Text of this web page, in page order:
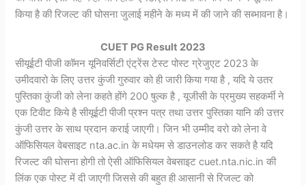
किया है की रिजल्ट की घोसना जुलाई महीने के मध्य में की जाने की सब्भावना है।
CUET PG Result 2023
सीयूईटी पीजी कॉमन यूनिवर्सिटी एंट्रेंस टेस्ट पोस्ट ग्रेजुएट 2023 के
उमीदवारो के लिए उत्तर कुंजी गुरुवार को ही जारी किया गया है , यदि ये उतर
पुस्तिका कुंजी को लेना कहते होंगे 200 षुल्क है , यूजीसी के प्रमुख्य सहकर्मी ने
एक टिवीट किये है सीयूईटी पीजी प्रश्न पत्र तथा उत्तर पुस्तिका यानि की उत्तर
कुंजी उत्तर के साथ प्रदान कराई जाएगी। जिन भी उम्मीद वरो को लेना वे
ऑफिसियल वेबसाइट nta.ac.in के मधेयम से डाउनलोड कर सकते है यदि
रिजल्ट की घोसना होगी तो ऐसी ऑफिसियल वेबसाइट cuet.nta.nic.in की
लिंक एक पोस्ट में दी जाएगी जिससे की बहुत ही आसानी से रिजल्ट को